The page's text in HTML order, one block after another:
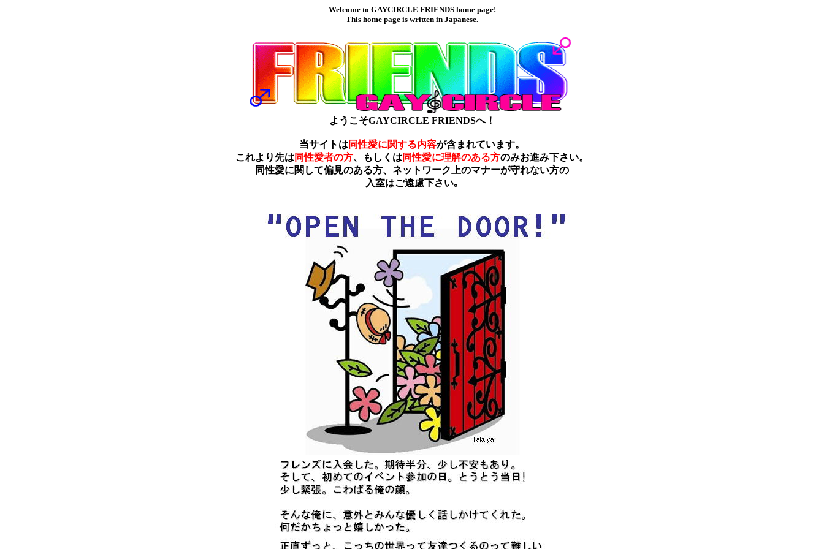
Welcome to GAYCIRCLE FRIENDS home page!
This home page is written in Japanese.
ようこそGAYCIRCLE FRIENDSへ！
当サイトは 同性愛に関する内容が含まれています。
これより先は 同性愛者の方、もしくは 同性愛に理解のある方のみお進み下さい。
同性愛に関して偏見のある方、ネットワーク上のマナーが守れない方の
入室はご遠慮下さい｡